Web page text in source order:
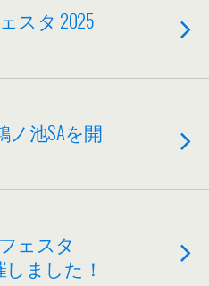
スタ 2025
ノ池SAを開
ェスタ
しました！